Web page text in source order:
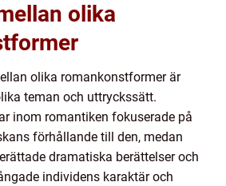
olika
olika romankonstformer är
teman och uttryckssätt.
inom romantiken fokuserade på
förhållande till den, medan
dramatiska berättelser och
individens karaktär och